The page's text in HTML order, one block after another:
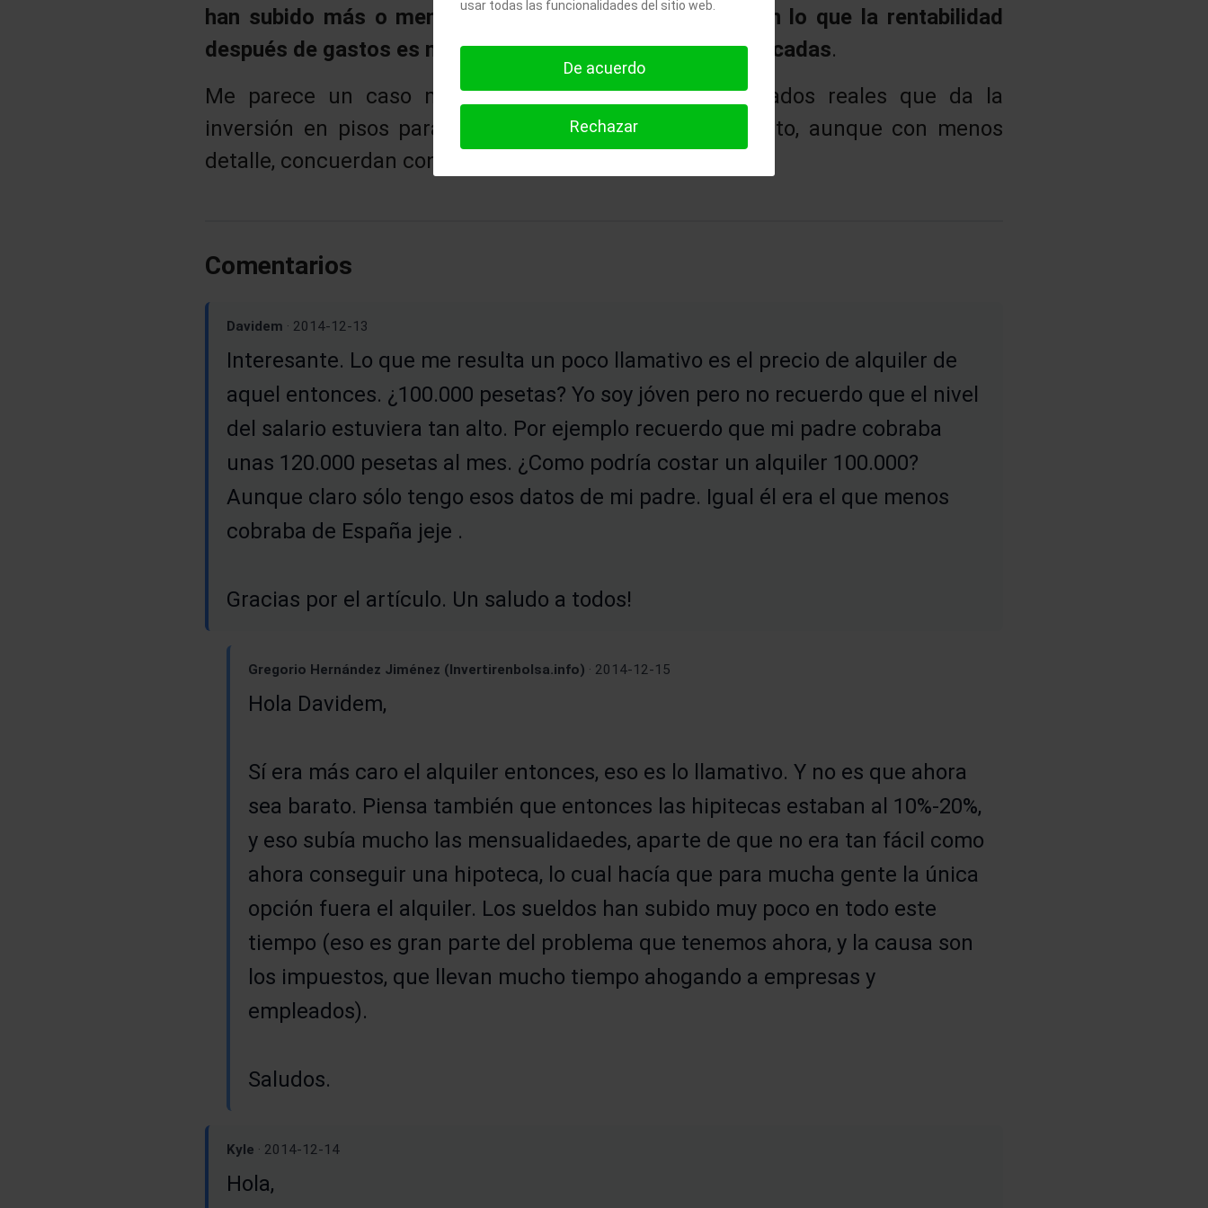
han subido más o menos lo mismo que la inflación, con lo que la rentabilidad
después de gastos es mucho más baja que hace casi 3 décadas.
Me parece un caso muy representativo de los resultados reales que da la
inversión en pisos para alquilar. Otros casos que he visto, aunque con menos
detalle, concuerdan con estas cifras.
Comentarios
Davidem · 2014-12-13
Interesante. Lo que me resulta un poco llamativo es el precio de alquiler de
aquel entonces. ¿100.000 pesetas? Yo soy jóven pero no recuerdo que el nivel
del salario estuviera tan alto. Por ejemplo recuerdo que mi padre cobraba
unas 120.000 pesetas al mes. ¿Como podría costar un alquiler 100.000?
Aunque claro sólo tengo esos datos de mi padre. Igual él era el que menos
cobraba de España jeje .
Gracias por el artículo. Un saludo a todos!
Gregorio Hernández Jiménez (Invertirenbolsa.info) · 2014-12-15
Hola Davidem,
Sí era más caro el alquiler entonces, eso es lo llamativo. Y no es que ahora
sea barato. Piensa también que entonces las hipitecas estaban al 10%-20%,
y eso subía mucho las mensualidaedes, aparte de que no era tan fácil como
ahora conseguir una hipoteca, lo cual hacía que para mucha gente la única
opción fuera el alquiler. Los sueldos han subido muy poco en todo este
tiempo (eso es gran parte del problema que tenemos ahora, y la causa son
los impuestos, que llevan mucho tiempo ahogando a empresas y
empleados).
Saludos.
Kyle · 2014-12-14
Hola,
usar todas las funcionalidades del sitio web.
De acuerdo
Rechazar